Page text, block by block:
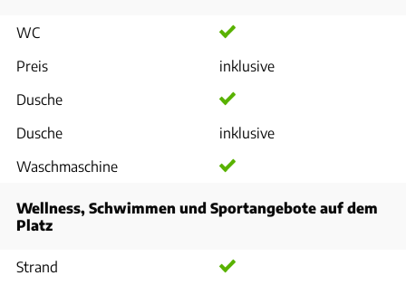
WC
Preis
inklusive
Dusche
Dusche
inklusive
Waschmaschine
Wellness, Schwimmen und Sportangebote auf dem
Platz
Strand